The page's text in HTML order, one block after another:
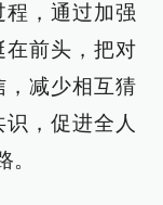
，通过加强
在前头，把对
，减少相互猜
，促进全人